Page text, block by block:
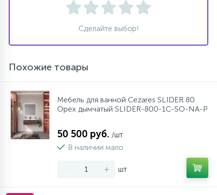
Сделайте выбор!
Похожие товары
Мебель для ванной Cezares SLIDER 80
Орех дымчатый SLIDER-800-1C-SO-NA-P
50 500 руб. /шт
В наличии мало
- + шт